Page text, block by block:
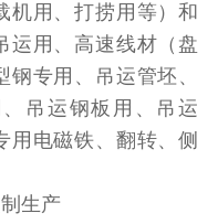
机用、打捞用等）和
运用、高速线材（盘
专用、吊运管坯、
吊运钢板用、吊运
用电磁铁、翻转、侧
生产